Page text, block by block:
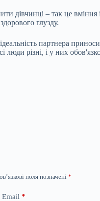
дівчинці – так це вміння
глузду.
партнера
люди різні, і у них
поля позначені *
Email *